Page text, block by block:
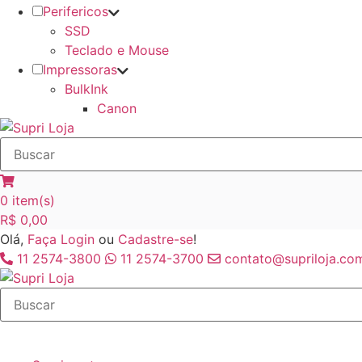
Perifericos
SSD
Teclado e Mouse
Impressoras
BulkInk
Canon
0 item(s)
R$ 0,00
Olá, Faça Login ou Cadastre-se!
11 2574-3800
11 2574-3700